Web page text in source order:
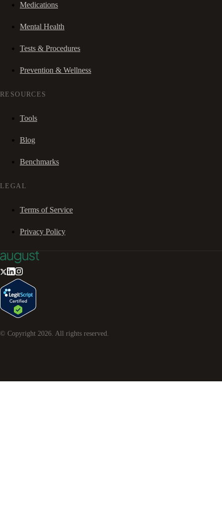
Medications
Mental Health
Tests & Procedures
Prevention & Wellness
RESOURCES
Tools
Blog
Benchmarks
LEGAL
Terms of Service
Privacy Policy
© Copyright 2026 . All rights reserved.